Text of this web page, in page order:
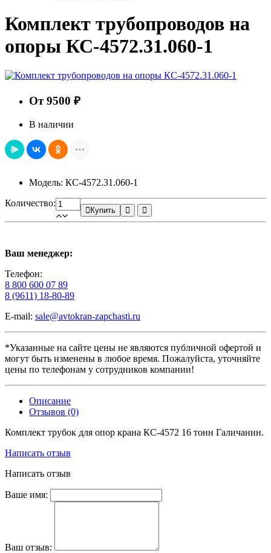
Комплект трубопроводов на
опоры КС-4572.31.060-1
От 9500 ₽
В наличии
Модель: КС-4572.31.060-1
Количество:
Купить
Ваш менеджер:
Телефон:
8 800 600 07 89
8 (9611) 18-80-89
E-mail: sale@avtokran-zapchasti.ru
*Указанные на сайте цены не являются публичной офертой и
могут быть изменены в любое время. Пожалуйста, уточняйте
цены по телефонам у сотрудников компании!
Описание
Отзывов (0)
Комплект трубок для опор крана КС-4572 16 тонн Галичанин.
Написать отзыв
Написать отзыв
Ваше имя:
Ваш отзыв: